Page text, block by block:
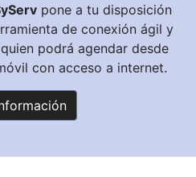
pone a tu disposición
de conexión ágil y
podrá agendar desde
con acceso a internet.